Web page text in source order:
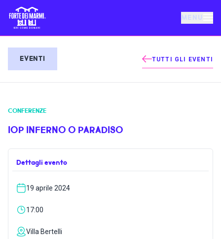
MENU
EVENTI
NOTIZIE
OSPITALITÀ
VILLA BERTELLI
EVENTI TUTTI GLI EVENTI
CONFERENZE
IOP INFERNO O PARADISO
Dettagli evento
19 aprile 2024
17:00
Villa Bertelli